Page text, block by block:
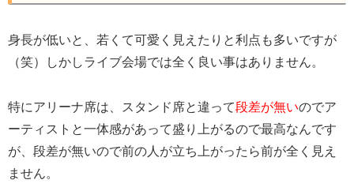
身長が低いと、若くて可愛く見えたりと利点も多いですが
（笑）しかしライブ会場では全く良い事はありません。
特にアリーナ席は、スタンド席と違って段差が無いのでア
ーティストと一体感があって盛り上がるので最高なんです
が、段差が無いので前の人が立ち上がったら前が全く見え
ません。